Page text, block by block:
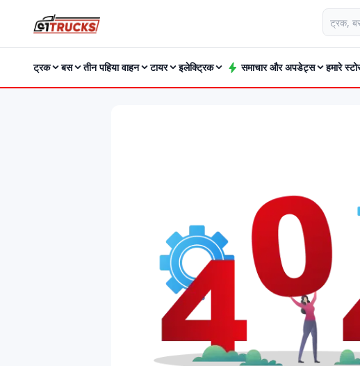
ट्रक बस तीन पहिया वाहन टायर इलेक्ट्रिक समाचार और अपडेट्स हमारे